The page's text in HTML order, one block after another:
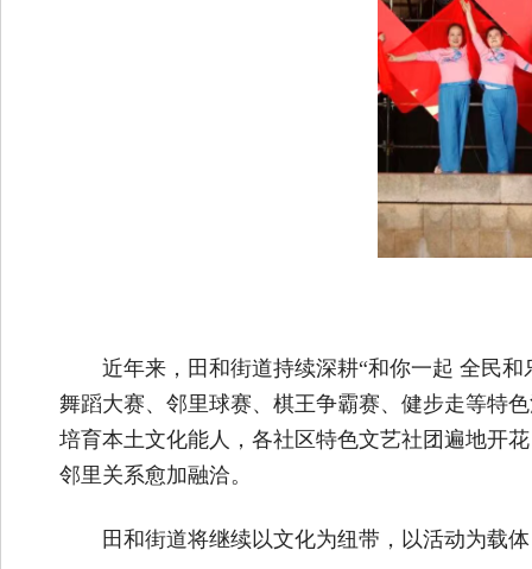
近年来，田和街道持续深耕“和你一起 全民
舞蹈大赛、邻里球赛、棋王争霸赛、健步走等特
培育本土文化能人，各社区特色文艺社团遍地开
邻里关系愈加融洽。
田和街道将继续以文化为纽带，以活动为载